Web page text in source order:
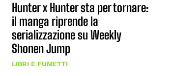
Hunter x Hunter sta per tornare:
il manga riprende la
serializzazione su Weekly
Shonen Jump
LIBRI E FUMETTI